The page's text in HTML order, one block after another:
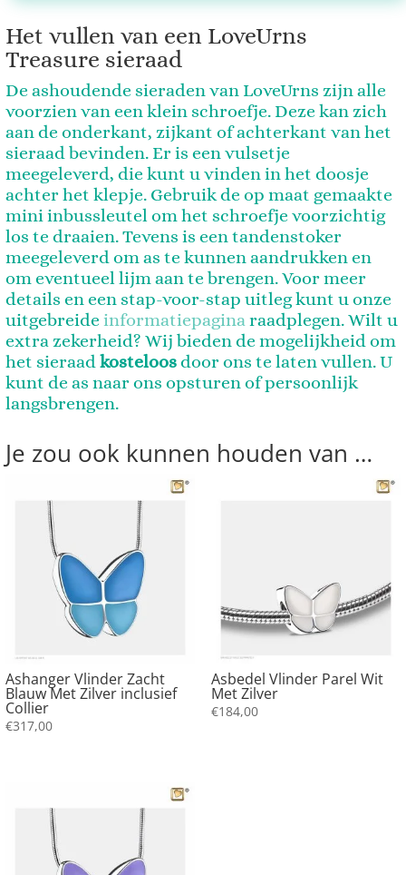
Het vullen van een LoveUrns
Treasure sieraad
De ashoudende sieraden van LoveUrns zijn alle
voorzien van een klein schroefje. Deze kan zich
aan de onderkant, zijkant of achterkant van het
sieraad bevinden. Er is een vulsetje
meegeleverd, die kunt u vinden in het doosje
achter het klepje. Gebruik de op maat gemaakte
mini inbussleutel om het schroefje voorzichtig
los te draaien. Tevens is een tandenstoker
meegeleverd om as te kunnen aandrukken en
om eventueel lijm aan te brengen. Voor meer
details en een stap-voor-stap uitleg kunt u onze
uitgebreide informatiepaginaraadplegen. Wilt u
extra zekerheid? Wij bieden de mogelijkheid om
het sieraadkosteloosdoor ons te laten vullen. U
kunt de as naar ons opsturen of persoonlijk
langsbrengen.
Je zou ook kunnen houden van …
Ashanger Vlinder Zacht
Blauw Met Zilver inclusief
Collier
€317,00
Asbedel Vlinder Parel Wit
Met Zilver
€184,00